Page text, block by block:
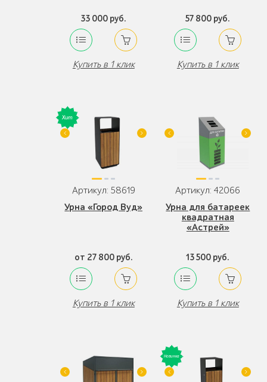
33 000 руб.
Купить в 1 клик
57 800 руб.
Купить в 1 клик
Артикул: 58619
Урна «Город Вуд»
от 27 800 руб.
Купить в 1 клик
Артикул: 42066
Урна для батареек
квадратная
«Астрей»
13 500 руб.
Купить в 1 клик